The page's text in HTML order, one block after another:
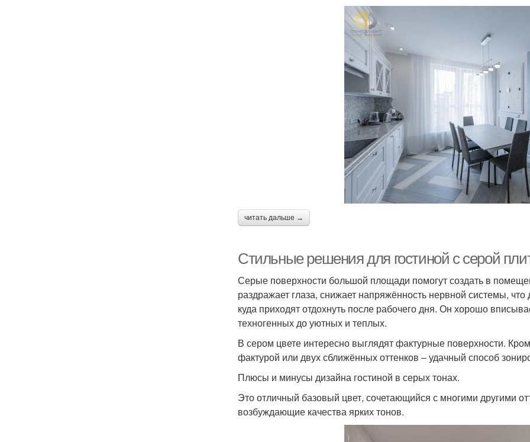
читать дальше →
Стильные решения для гостиной с серой
Серые поверхности большой площади помогут создать в
раздражает глаза, снижает напряжённость нервной системы,
куда приходят отдохнуть после рабочего дня. Он хорошо
техногенных до уютных и теплых.
В сером цвете интересно выглядят фактурные поверхности.
фактурой или двух сближённых оттенков – удачный способ
Плюсы и минусы дизайна гостиной в серых тонах.
Это отличный базовый цвет, сочетающийся с многими другими
возбуждающие качества ярких тонов.